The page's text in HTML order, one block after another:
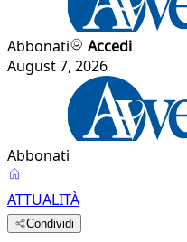
Abbonati
Accedi
August 7, 2026
Abbonati
ATTUALITÀ
Condividi